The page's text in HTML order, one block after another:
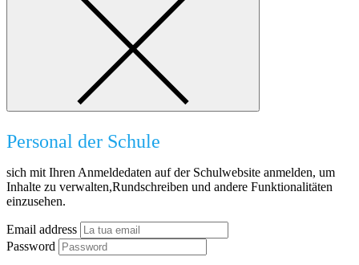
Personal der Schule
sich mit Ihren Anmeldedaten auf der Schulwebsite anmelden, um
Inhalte zu verwalten,Rundschreiben und andere Funktionalitäten
einzusehen.
Email address
Password